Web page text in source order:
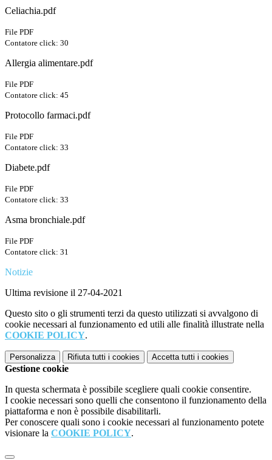
Celiachia.pdf
File PDF
Contatore click: 30
Allergia alimentare.pdf
File PDF
Contatore click: 45
Protocollo farmaci.pdf
File PDF
Contatore click: 33
Diabete.pdf
File PDF
Contatore click: 33
Asma bronchiale.pdf
File PDF
Contatore click: 31
Notizie
Ultima revisione il 27-04-2021
Questo sito o gli strumenti terzi da questo utilizzati si avvalgono di
cookie necessari al funzionamento ed utili alle finalità illustrate nella
COOKIE POLICY.
Personalizza Rifiuta tutti i cookies Accetta tutti i cookies
Gestione cookie
In questa schermata è possibile scegliere quali cookie consentire.
I cookie necessari sono quelli che consentono il funzionamento della
piattaforma e non è possibile disabilitarli.
Per conoscere quali sono i cookie necessari al funzionamento potete
visionare la COOKIE POLICY.